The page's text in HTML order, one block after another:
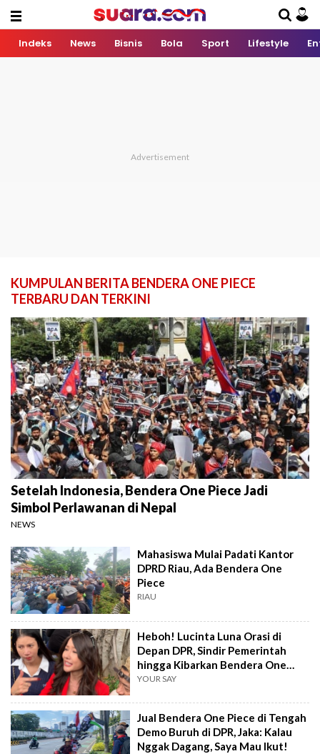
Indeks News Bisnis Bola Sport Lifestyle
KUMPULAN BERITA BENDERA ONE PIECE
TERBARU DAN TERKINI
Setelah Indonesia, Bendera One Piece Jadi
Simbol Perlawanan di Nepal
NEWS
Mahasiswa Mulai Padati Kantor
DPRD Riau, Ada Bendera One
Piece
RIAU
Heboh! Lucinta Luna Orasi di
Depan DPR, Sindir Pemerintah
hingga Kibarkan Bendera One
Piece
YOUR SAY
Jual Bendera One Piece di Tengah
Demo Buruh di DPR, Jaka: Kalau
Nggak Dagang, Saya Mau Ikut!